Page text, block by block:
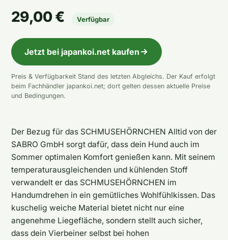
29,00 € Verfügbar
Jetzt bei japankoi.net kaufen
Preis & Verfügbarkeit Stand des letzten Abgleichs. Der Kauf erfolgt
beim Fachhändler japankoi.net; dort gelten dessen aktuelle Preise
und Bedingungen.
Der Bezug für das SCHMUSEHÖRNCHEN Alltid von der
SABRO GmbH sorgt dafür, dass dein Hund auch im
Sommer optimalen Komfort genießen kann. Mit seinem
temperaturausgleichenden und kühlenden Stoff
verwandelt er das SCHMUSEHÖRNCHEN im
Handumdrehen in ein gemütliches Wohlfühlkissen. Das
kuschelig weiche Material bietet nicht nur eine
angenehme Liegefläche, sondern stellt auch sicher,
dass dein Vierbeiner selbst bei hohen